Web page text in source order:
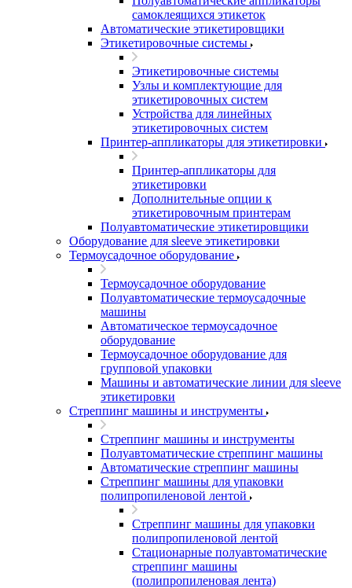
самоклеящихся этикеток
Автоматические этикетировщики
Этикетировочные системы
Этикетировочные системы
Узлы и комплектующие для
этикетировочных систем
Устройства для линейных
этикетировочных систем
Принтер-аппликаторы для этикетировки
Принтер-аппликаторы для
этикетировки
Дополнительные опции к
этикетировочным принтерам
Полуавтоматические этикетировщики
Оборудование для sleeve этикетировки
Термоусадочное оборудование
Термоусадочное оборудование
Полуавтоматические термоусадочные
машины
Автоматическое термоусадочное
оборудование
Термоусадочное оборудование для
групповой упаковки
Машины и автоматические линии для sleeve
этикетировки
Стреппинг машины и инструменты
Стреппинг машины и инструменты
Полуавтоматические стреппинг машины
Автоматические стреппинг машины
Стреппинг машины для упаковки
полипропиленовой лентой
Стреппинг машины для упаковки
полипропиленовой лентой
Стационарные полуавтоматические
стреппинг машины
(полипропиленовая лента)